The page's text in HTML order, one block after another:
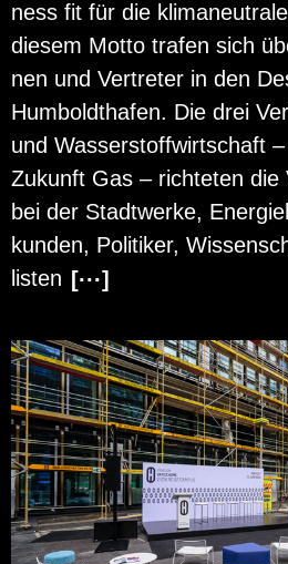
ness fit für die
die­sem Motto tra­fen sich
nen und Ver­tre­ter in den
Hum­bold­tha­fen. Die drei
und Was­ser­stoff­wirt­schaft
Zu­kunft Gas – rich­te­ten die
bei der Stadt­wer­ke,
kun­den, Po­li­ti­ker,
lis­ten [···]